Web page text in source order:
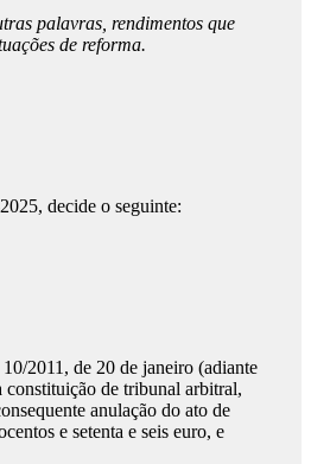
palavras, rendimentos que
de reforma.
decide o seguinte:
2011, de 20 de janeiro (adiante
constituição de tribunal arbitral,
anulação do ato de
e setenta e seis euro, e